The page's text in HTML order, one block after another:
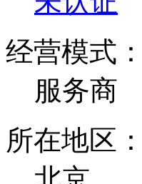
经营模式：
服务商
所在地区：